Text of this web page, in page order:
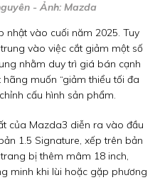
- Ảnh: Mazda
nhật vào cuối năm 2025. Tuy
vào việc cắt giảm một số
nhằm duy trì giá bán cạnh
muốn “giảm thiểu tối đa
cấu hình sản phẩm.
của Mazda3 diễn ra vào đầu
1.5 Signature, xếp trên bản
bị thêm mâm 18 inch,
minh khi lùi hoặc gặp phương